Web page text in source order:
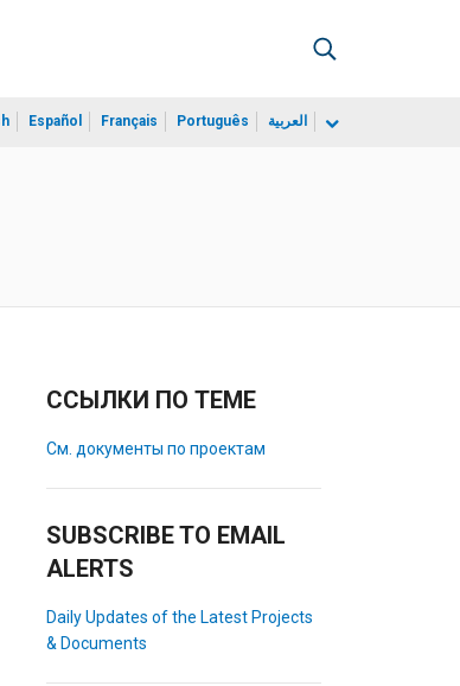
Español Français Português العربية
ССЫЛКИ ПО ТЕМЕ
См. документы по проектам
SUBSCRIBE TO EMAIL
ALERTS
Daily Updates of the Latest Projects
& Documents